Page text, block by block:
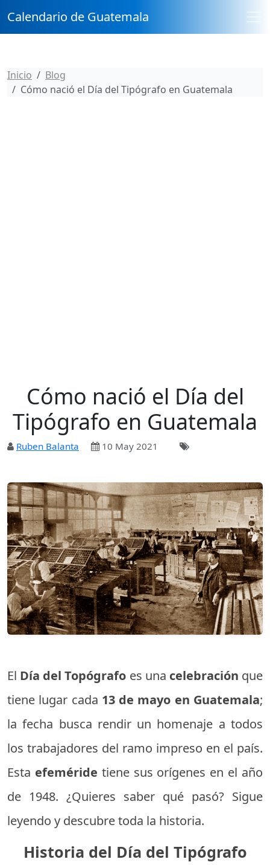
Calendario de Guatemala
Inicio
Blog
Cómo nació el Día del Tipógrafo en Guatemala
Cómo nació el Día del
Tipógrafo en Guatemala
Ruben Balanta 10 May 2021
El Día del Topógrafo es una celebración que
tiene lugar cada 13 de mayo en Guatemala;
la fecha busca rendir un homenaje a todos
los trabajadores del ramo impreso en el país.
Esta efeméride tiene sus orígenes en el año
de 1948. ¿Quieres saber qué pasó? Sigue
leyendo y descubre toda la historia.
Historia del Día del Tipógrafo